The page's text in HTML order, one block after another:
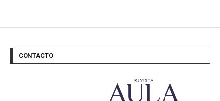
CONTACTO